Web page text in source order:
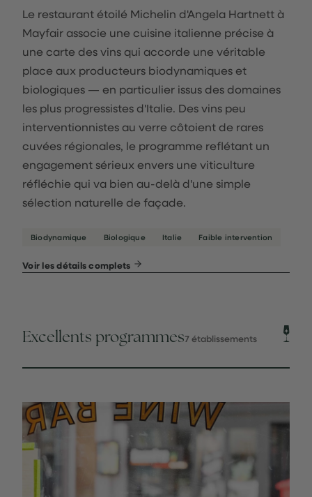
Le restaurant étoilé Michelin d'Angela Hartnett à
Mayfair associe une cuisine italienne précise à
une carte des vins qui accorde une véritable
place aux producteurs biodynamiques et
biologiques — en particulier issus des domaines
les plus progressistes d'Italie. Des vins peu
interventionnistes au verre côtoient de rares
cuvées régionales, le programme reflétant un
engagement sérieux envers une viticulture
réfléchie qui va bien au-delà d'une simple
sélection naturelle de façade.
Biodynamique Biologique Italie Faible intervention
Voir les détails complets
Excellents programmes7 établissements